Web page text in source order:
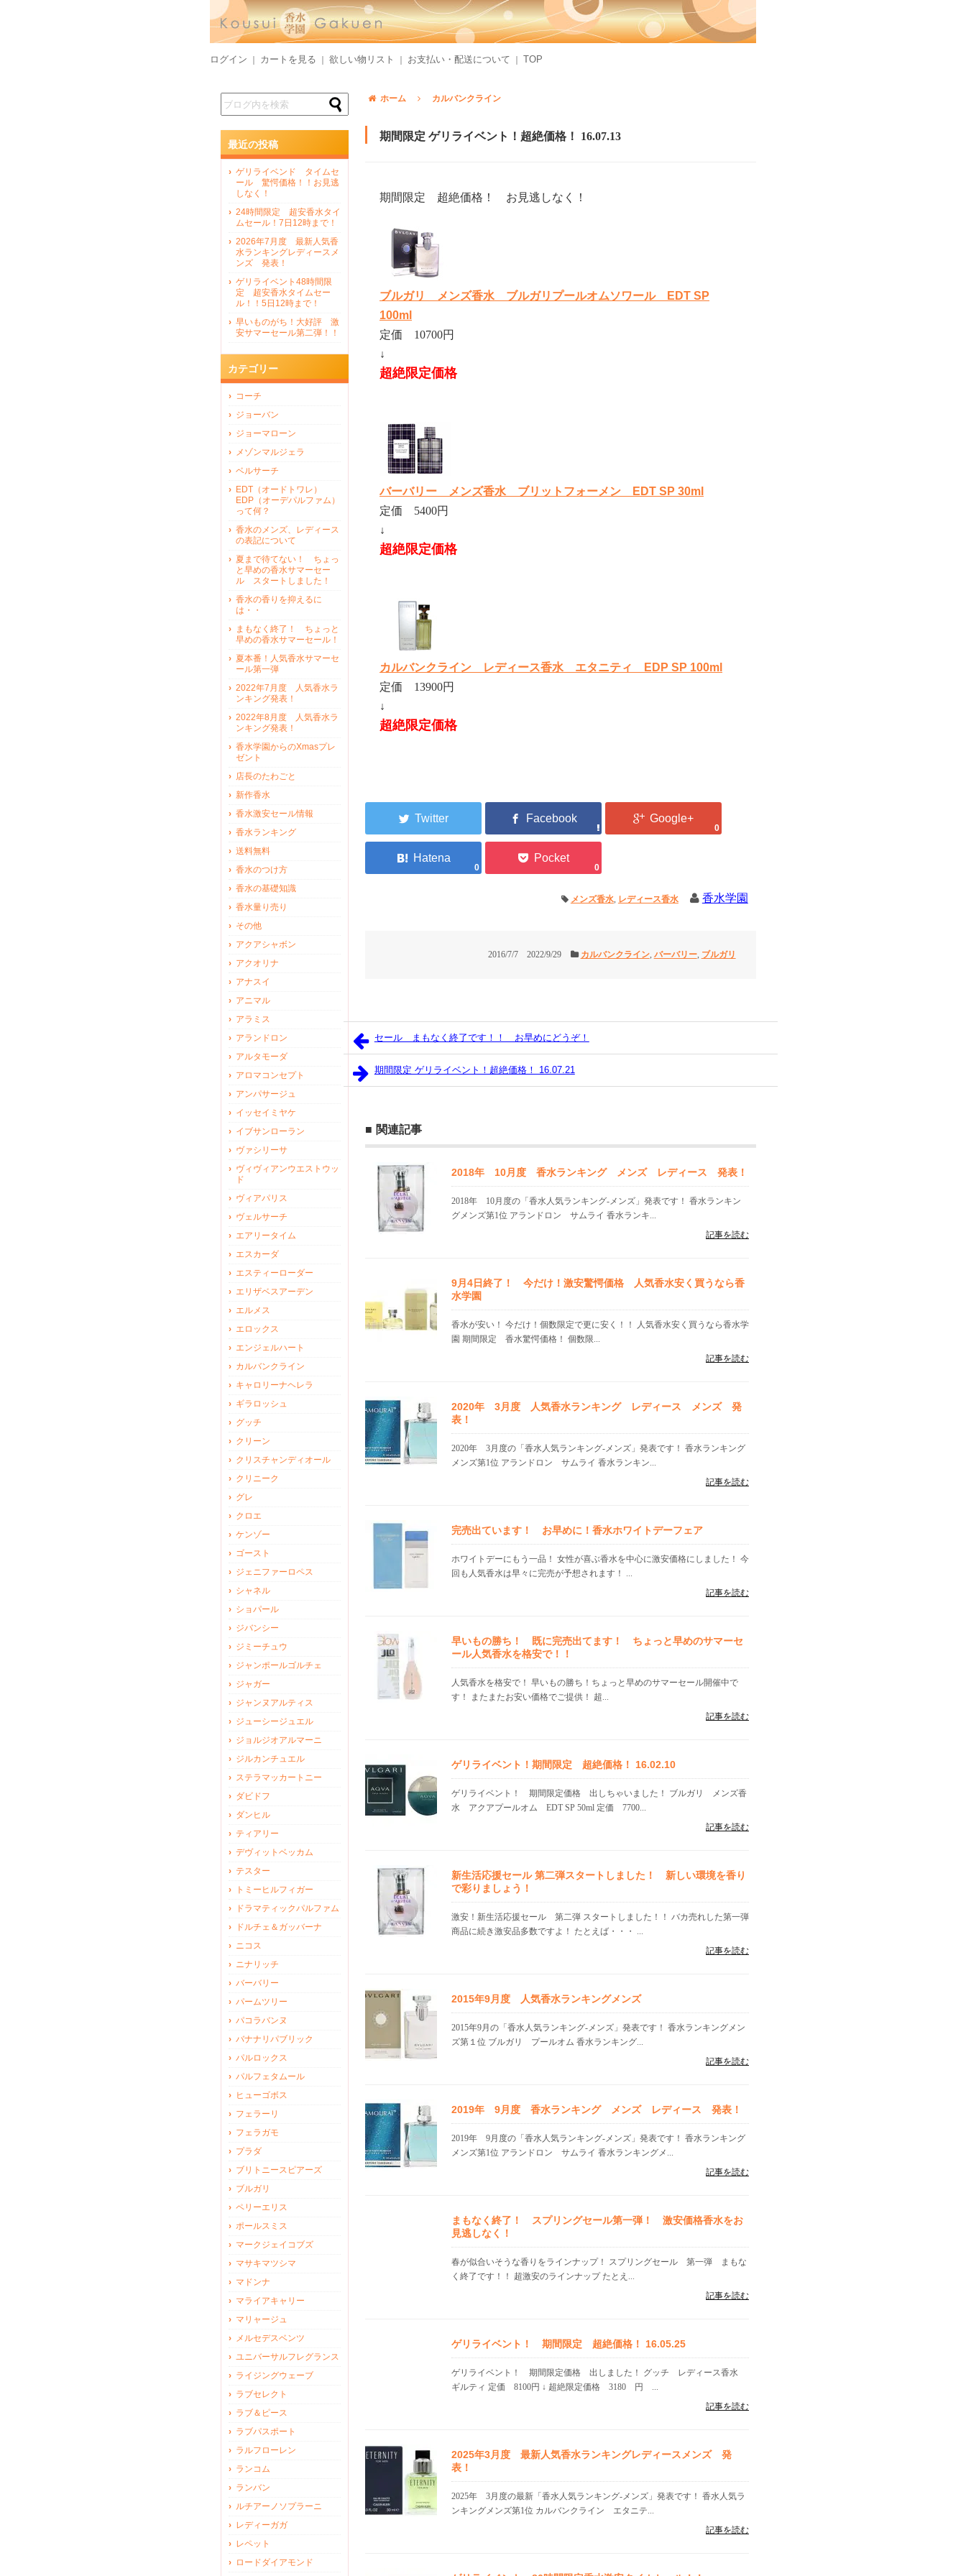
ログイン カートを見る 欲しい物リスト お支払い・配送について TOP
ホーム カルバンクライン
期間限定 ゲリライベント！超絶価格！ 16.07.13
期間限定 超絶価格！ お見逃しなく！
ブルガリ メンズ香水 ブルガリプールオムソワール EDT SP
100ml
定価 10700円
↓
超絶限定価格
バーバリー メンズ香水 ブリットフォーメン EDT SP 30ml
定価 5400円
↓
超絶限定価格
カルバンクライン レディース香水 エタニティ EDP SP 100ml
定価 13900円
↓
超絶限定価格
0
0 0
メンズ香水, レディース香水 香水学園
2016/7/7 2022/9/29 カルバンクライン, バーバリー, ブルガリ
セール まもなく終了です！！ お早めにどうぞ！
期間限定 ゲリライベント！超絶価格！ 16.07.21
関連記事
2018年 10月度 香水ランキング メンズ レディース 発表！
2018年 10月度の「香水人気ランキング-メンズ」発表です！ 香水ランキン
グメンズ第1位 アランドロン サムライ 香水ランキ...
記事を読む
9月4日終了！ 今だけ！激安驚愕価格 人気香水安く買うなら香
水学園
香水が安い！ 今だけ！個数限定で更に安く！！ 人気香水安く買うなら香水学
園 期間限定 香水驚愕価格！ 個数限...
記事を読む
2020年 3月度 人気香水ランキング レディース メンズ 発
表！
2020年 3月度の「香水人気ランキング-メンズ」発表です！ 香水ランキング
メンズ第1位 アランドロン サムライ 香水ランキン...
記事を読む
完売出ています！ お早めに！香水ホワイトデーフェア
ホワイトデーにもう一品！ 女性が喜ぶ香水を中心に激安価格にしました！ 今
回も人気香水は早々に完売が予想されます！ ...
記事を読む
早いもの勝ち！ 既に完売出てます！ ちょっと早めのサマーセ
ール人気香水を格安で！！
人気香水を格安で！ 早いもの勝ち！ちょっと早めのサマーセール開催中で
す！ またまたお安い価格でご提供！ 超...
記事を読む
ゲリライベント！期間限定 超絶価格！ 16.02.10
ゲリライベント！ 期間限定価格 出しちゃいました！ ブルガリ メンズ香
水 アクアプールオム EDT SP 50ml 定価 7700...
記事を読む
新生活応援セール 第二弾スタートしました！ 新しい環境を香り
で彩りましょう！
激安！新生活応援セール 第二弾 スタートしました！！ バカ売れした第一弾
商品に続き激安品多数ですよ！ たとえば・・・ ...
記事を読む
2015年9月度 人気香水ランキングメンズ
2015年9月の「香水人気ランキング-メンズ」発表です！ 香水ランキングメン
ズ第１位 ブルガリ プールオム 香水ランキング...
記事を読む
2019年 9月度 香水ランキング メンズ レディース 発表！
2019年 9月度の「香水人気ランキング-メンズ」発表です！ 香水ランキング
メンズ第1位 アランドロン サムライ 香水ランキングメ...
記事を読む
まもなく終了！ スプリングセール第一弾！ 激安価格香水をお
見逃しなく！
春が似合いそうな香りをラインナップ！ スプリングセール 第一弾 まもな
く終了です！！ 超激安のラインナップ たとえ...
記事を読む
ゲリライベント！ 期間限定 超絶価格！ 16.05.25
ゲリライベント！ 期間限定価格 出しました！ グッチ レディース香水
ギルティ 定価 8100円 ↓ 超絶限定価格 3180 円 ...
記事を読む
2025年3月度 最新人気香水ランキングレディースメンズ 発
表！
2025年 3月度の最新「香水人気ランキング-メンズ」発表です！ 香水人気ラ
ンキングメンズ第1位 カルバンクライン エタニテ...
記事を読む
最近の投稿
ゲリライベンド タイムセ
ール 驚愕価格！！お見逃
しなく！
24時間限定 超安香水タイ
ムセール！7日12時まで！
2026年7月度 最新人気香
水ランキングレディースメ
ンズ 発表！
ゲリライベント48時間限
定 超安香水タイムセー
ル！！5日12時まで！
早いものがち！大好評 激
安サマーセール第二弾！！
カテゴリー
コーチ
ジョーバン
ジョーマローン
メゾンマルジェラ
ベルサーチ
EDT（オードトワレ）
EDP（オーデパルファム）
って何？
香水のメンズ、レディース
の表記について
夏まで待てない！ ちょっ
と早めの香水サマーセー
ル スタートしました！
香水の香りを抑えるに
は・・
まもなく終了！ ちょっと
早めの香水サマーセール！
夏本番！人気香水サマーセ
ール第一弾
2022年7月度 人気香水ラ
ンキング発表！
2022年8月度 人気香水ラ
ンキング発表！
香水学園からのXmasプレ
ゼント
店長のたわごと
新作香水
香水激安セール情報
香水ランキング
送料無料
香水のつけ方
香水の基礎知識
香水量り売り
その他
アクアシャボン
アクオリナ
アナスイ
アニマル
アラミス
アランドロン
アルタモーダ
アロマコンセプト
アンパサージュ
イッセイミヤケ
イブサンローラン
ヴァシリーサ
ヴィヴィアンウエストウッ
ド
ヴィアパリス
ヴェルサーチ
エアリータイム
エスカーダ
エスティーローダー
エリザベスアーデン
エルメス
エロックス
エンジェルハート
カルバンクライン
キャロリーナヘレラ
ギラロッシュ
グッチ
クリーン
クリスチャンディオール
クリニーク
グレ
クロエ
ケンゾー
ゴースト
ジェニファーロペス
シャネル
ショパール
ジバンシー
ジミーチュウ
ジャンポールゴルチェ
ジャガー
ジャンヌアルティス
ジューシージュエル
ジョルジオアルマーニ
ジルカンチュエル
ステラマッカートニー
ダビドフ
ダンヒル
ティアリー
デヴィットベッカム
テスター
トミーヒルフィガー
ドラマティックパルファム
ドルチェ＆ガッバーナ
ニコス
ニナリッチ
バーバリー
パームツリー
パコラバンヌ
バナナリパブリック
パルロックス
パルフェタムール
ヒューゴボス
フェラーリ
フェラガモ
プラダ
ブリトニースピアーズ
ブルガリ
ペリーエリス
ポールスミス
マークジェイコブズ
マサキマツシマ
マドンナ
マライアキャリー
マリャージュ
メルセデスベンツ
ユニバーサルフレグランス
ライジングウェーブ
ラブセレクト
ラブ＆ピース
ラブパスポート
ラルフローレン
ランコム
ランバン
ルチアーノソプラーニ
レディーガガ
レペット
ロードダイアモンド